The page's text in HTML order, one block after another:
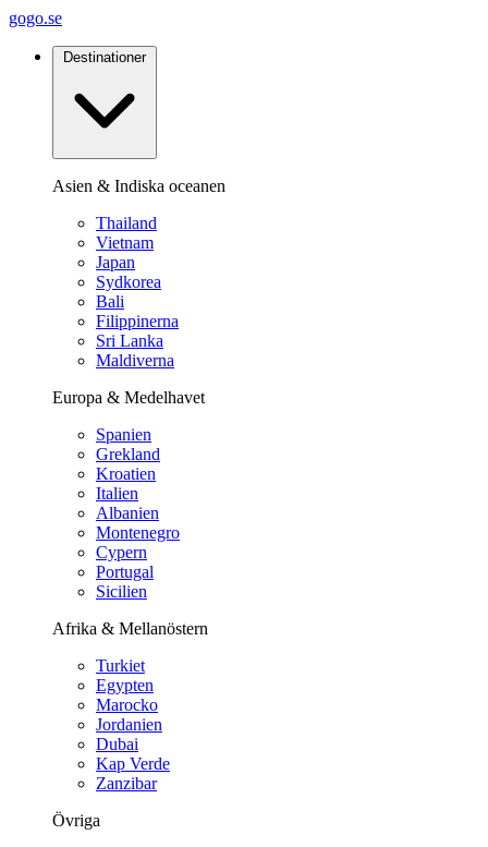
gogo.se
Destinationer
Asien & Indiska oceanen
Thailand
Vietnam
Japan
Sydkorea
Bali
Filippinerna
Sri Lanka
Maldiverna
Europa & Medelhavet
Spanien
Grekland
Kroatien
Italien
Albanien
Montenegro
Cypern
Portugal
Sicilien
Afrika & Mellanöstern
Turkiet
Egypten
Marocko
Jordanien
Dubai
Kap Verde
Zanzibar
Övriga